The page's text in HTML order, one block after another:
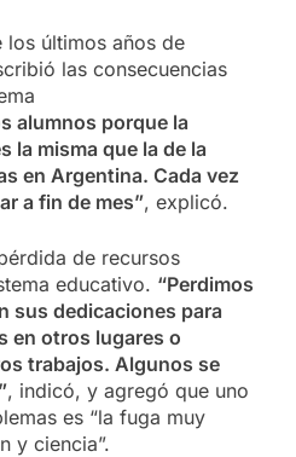
los últimos años de
las consecuencias
alumnos porque la
la misma que la de la
en Argentina. Cada vez
a fin de mes”, explicó.
de recursos
educativo. “Perdimos
sus dedicaciones para
en otros lugares o
trabajos. Algunos se
, indicó, y agregó que uno
es “la fuga muy
y ciencia”.